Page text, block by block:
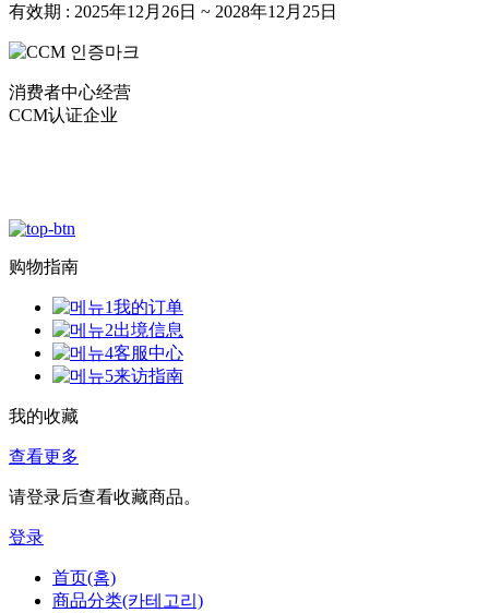
有效期 : 2025年12月26日 ~ 2028年12月25日
消费者中心经营
CCM认证企业
购物指南
我的订单
出境信息
客服中心
来访指南
我的收藏
查看更多
请登录后查看收藏商品。
登录
首页(홈)
商品分类(카테고리)